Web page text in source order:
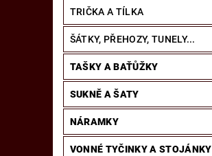
MANDALY - NÁLEPKY NA SKLO
TRIČKA A TÍLKA
ŠÁTKY, PŘEHOZY, TUNELY...
TAŠKY A BAŤŮŽKY
SUKNĚ A ŠATY
NÁRAMKY
VONNÉ TYČINKY A STOJÁNKY